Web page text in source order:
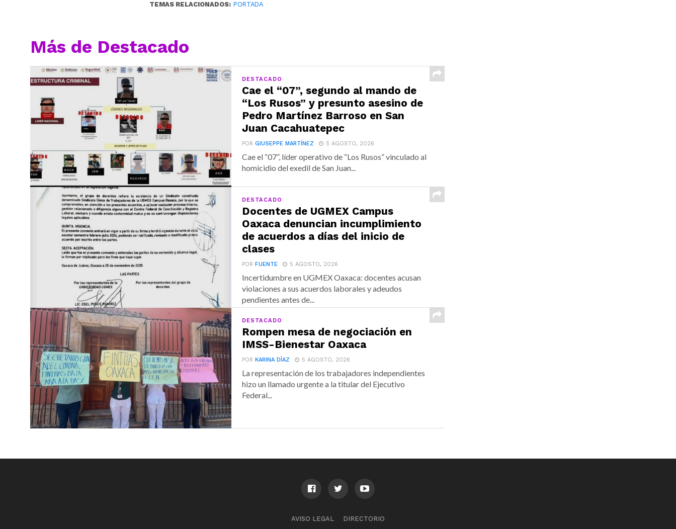
TEMAS RELACIONADOS: PORTADA
Más de Destacado
DESTACADO
Cae el “07”, segundo al mando de
“Los Rusos” y presunto asesino de
Pedro Martínez Barroso en San
Juan Cacahuatepec
PORGIUSEPPE MARTÍNEZ 5 AGOSTO, 2026
Cae el “07”, líder operativo de “Los Rusos” vinculado al
homicidio del exedil de San Juan...
DESTACADO
Docentes de UGMEX Campus
Oaxaca denuncian incumplimiento
de acuerdos a días del inicio de
clases
PORFUENTE 5 AGOSTO, 2026
Incertidumbre en UGMEX Oaxaca: docentes acusan
violaciones a sus acuerdos laborales y adeudos
pendientes antes de...
DESTACADO
Rompen mesa de negociación en
IMSS-Bienestar Oaxaca
PORKARINA DÍAZ 5 AGOSTO, 2026
La representación de los trabajadores independientes
hizo un llamado urgente a la titular del Ejecutivo
Federal...
AVISO LEGAL DIRECTORIO